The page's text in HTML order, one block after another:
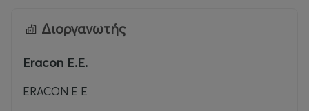
ΝΕΑ ΤΟΠΟΘΕΣΙΑ – ΜΕΓΑΛΥΤΕΡΗ ΕΜΠΕΙΡΙΑ
Η TOYCON GREECE 2026 θα πραγματοποιηθεί στο
Διοργανωτής
Eracon E.E.
ERACON E E